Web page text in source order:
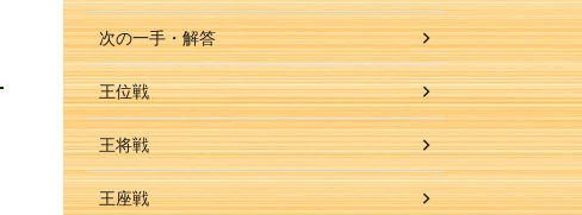
次の一手・解答
王位戦
王将戦
王座戦